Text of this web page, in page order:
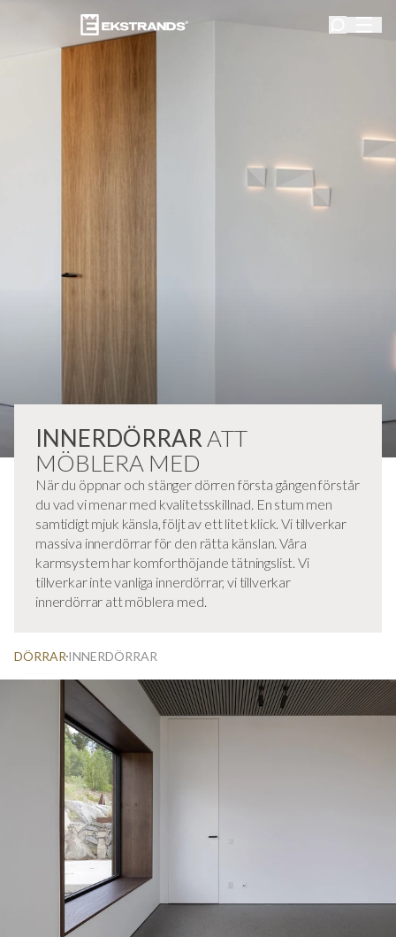
INNERDÖRRARATT
MÖBLERA MED
När du öppnar och stänger dörren första gången förstår
du vad vi menar med kvalitetsskillnad. En stum men
samtidigt mjuk känsla, följt av ett litet klick. Vi tillverkar
massiva innerdörrar för den rätta känslan. Våra
karmsystem har komforthöjande tätningslist. Vi
tillverkar inte vanliga innerdörrar, vi tillverkar
innerdörrar att möblera med.
DÖRRAR INNERDÖRRAR